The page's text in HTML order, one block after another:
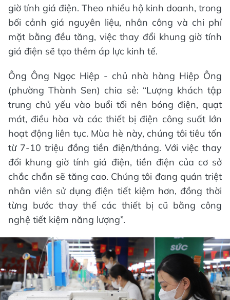
giờ tính giá điện. Theo nhiều hộ kinh doanh, trong
bối cảnh giá nguyên liệu, nhân công và chi phí
mặt bằng đều tăng, việc thay đổi khung giờ tính
giá điện sẽ tạo thêm áp lực kinh tế.
Ông Ông Ngọc Hiệp - chủ nhà hàng Hiệp Ông
(phường Thành Sen) chia sẻ: “Lượng khách tập
trung chủ yếu vào buổi tối nên bóng điện, quạt
mát, điều hòa và các thiết bị điện công suất lớn
hoạt động liên tục. Mùa hè này, chúng tôi tiêu tốn
từ 7-10 triệu đồng tiền điện/tháng. Với việc thay
đổi khung giờ tính giá điện, tiền điện của cơ sở
chắc chắn sẽ tăng cao. Chúng tôi đang quán triệt
nhân viên sử dụng điện tiết kiệm hơn, đồng thời
từng bước thay thế các thiết bị cũ bằng công
nghệ tiết kiệm năng lượng”.